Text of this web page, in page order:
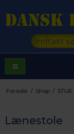
Forside / Shop / STUE
Lænestole